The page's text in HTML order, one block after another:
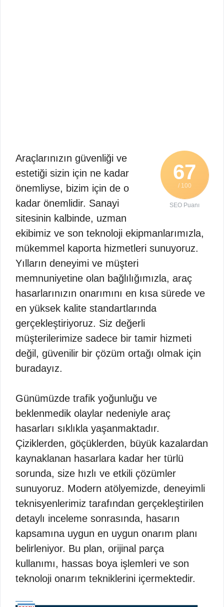
67
/ 100
SEO Puanı
Araçlarınızın güvenliği ve
estetiği sizin için ne kadar
önemliyse, bizim için de o
kadar önemlidir. Sanayi
sitesinin kalbinde, uzman
ekibimiz ve son teknoloji ekipmanlarımızla,
mükemmel kaporta hizmetleri sunuyoruz.
Yılların deneyimi ve müşteri
memnuniyetine olan bağlılığımızla, araç
hasarlarınızın onarımını en kısa sürede ve
en yüksek kalite standartlarında
gerçekleştiriyoruz. Siz değerli
müşterilerimize sadece bir tamir hizmeti
değil, güvenilir bir çözüm ortağı olmak için
buradayız.
Günümüzde trafik yoğunluğu ve
beklenmedik olaylar nedeniyle araç
hasarları sıklıkla yaşanmaktadır.
Çiziklerden, göçüklerden, büyük kazalardan
kaynaklanan hasarlara kadar her türlü
sorunda, size hızlı ve etkili çözümler
sunuyoruz. Modern atölyemizde, deneyimli
teknisyenlerimiz tarafından gerçekleştirilen
detaylı inceleme sonrasında, hasarın
kapsamına uygun en uygun onarım planı
belirleniyor. Bu plan, orijinal parça
kullanımı, hassas boya işlemleri ve son
teknoloji onarım tekniklerini içermektedir.